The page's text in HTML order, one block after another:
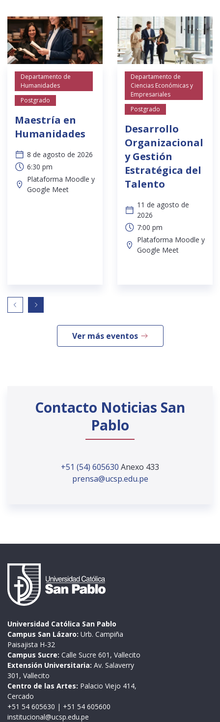
Departamento de
Humanidades
Postgrado
Maestría en
Humanidades
8 de agosto de 2026
6:30 pm
Plataforma Moodle y
Google Meet
Departamento de
Ciencias Económicas y
Empresariales
Postgrado
Desarrollo
Organizacional
y Gestión
Estratégica del
Talento
11 de agosto de
2026
7:00 pm
Plataforma Moodle y
Google Meet
Ver más eventos
Contacto Noticias San
Pablo
+51 (54) 605630 Anexo 433
prensa@ucsp.edu.pe
Universidad Católica San Pablo
Campus San Lázaro: Urb. Campiña
Paisajista H-32
Campus Sucre: Calle Sucre 601, Vallecito
Extensión Universitaria: Av. Salaverry
301, Vallecito
Centro de las Artes: Palacio Viejo 414,
Cercado
+51 54 605630 | +51 54 605600
institucional@ucsp.edu.pe